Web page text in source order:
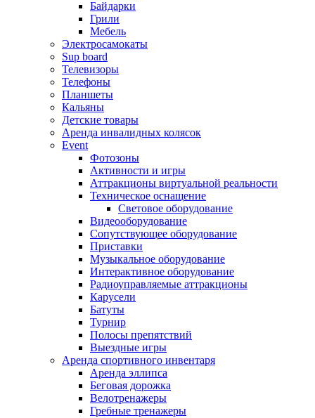
Байдарки
Грили
Мебель
Электросамокаты
Sup board
Телевизоры
Телефоны
Планшеты
Кальяны
Детские товары
Аренда инвалидных колясок
Event
Фотозоны
Активности и игры
Аттракционы виртуальной реальности
Техническое оснащение
Световое оборудование
Видеооборудование
Сопутствующее оборудование
Приставки
Музыкальное оборудование
Интерактивное оборудование
Радиоуправляемые аттракционы
Карусели
Батуты
Турнир
Полосы препятствий
Выездные игры
Аренда спортивного инвентаря
Аренда эллипса
Бeговая дoрожка
Велотренажеры
Гребные тренажеры